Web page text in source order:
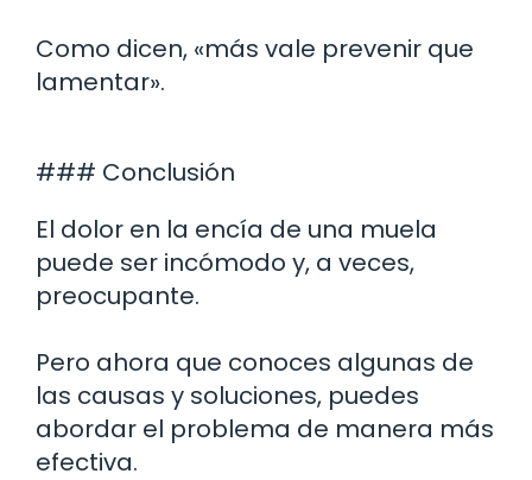
Como dicen, «más vale prevenir que
lamentar».
### Conclusión
El dolor en la encía de una muela
puede ser incómodo y, a veces,
preocupante.
Pero ahora que conoces algunas de
las causas y soluciones, puedes
abordar el problema de manera más
efectiva.